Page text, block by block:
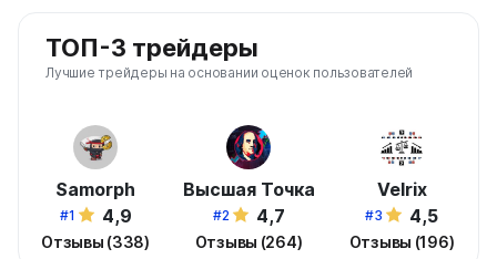
ТОП-3 трейдеры
Лучшие трейдеры на основании оценок пользователей
Samorph
#1 4,9
Отзывы (338)
Высшая Точка
#2 4,7
Отзывы (264)
Velrix
#3 4,5
Отзывы (196)